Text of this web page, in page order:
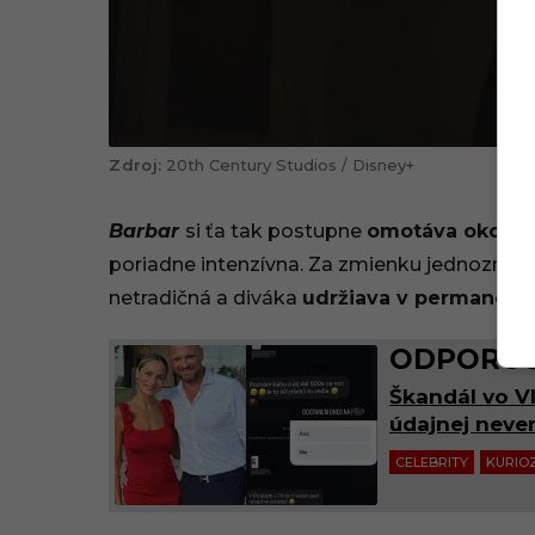
20th Century Studios / Disney+
Barbar si ťa tak postupne omotáva okolo
poriadne intenzívna. Za zmienku
netradičná a diváka udržiava v
Škandál vo
údajnej
CELEBRITY